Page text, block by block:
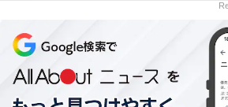
ならないという精神的に拘束される
束時間とあいまって洗濯の拘束時間
いると言えそうです。